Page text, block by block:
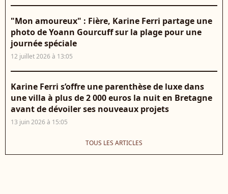
"Mon amoureux" : Fière, Karine Ferri partage une
photo de Yoann Gourcuff sur la plage pour une
journée spéciale
12 juillet 2026 à 13:05
Karine Ferri s’offre une parenthèse de luxe dans
une villa à plus de 2 000 euros la nuit en Bretagne
avant de dévoiler ses nouveaux projets
13 juin 2026 à 15:05
TOUS LES ARTICLES